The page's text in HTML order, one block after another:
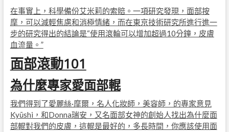
在事實上，科學備份艾米莉的索賠。一項研究發現，面部按
摩，可以減輕焦慮和消極情緒，而在東京技術研究所進行進一
步的研究得出的結論是“使用滾輪可以增加超過10分鐘，皮膚
血流量。”
面部滾動101
為什麼專家愛面部輥
我們得到了愛麗絲·摩爾，名人化妝師，美容師，的專家意見
Kyūshi，和Donna瑞安，又名面部女神的創始人找出為什麼面
部輥對我們的皮膚，這輥是最好的，多長時間，你應該使用面